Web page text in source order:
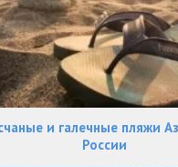
и галечные пляжи
России